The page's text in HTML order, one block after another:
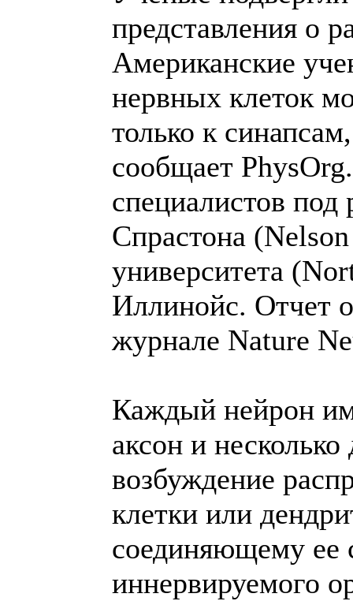
представления о
Американские
нервных клеток
только к
сообщает
специалистов под
Спрастона
университета
Иллинойс. Отчет
журнале Nature
Каждый нейрон
аксон и
возбуждение
клетки или
соединяющему ее
иннервируемого